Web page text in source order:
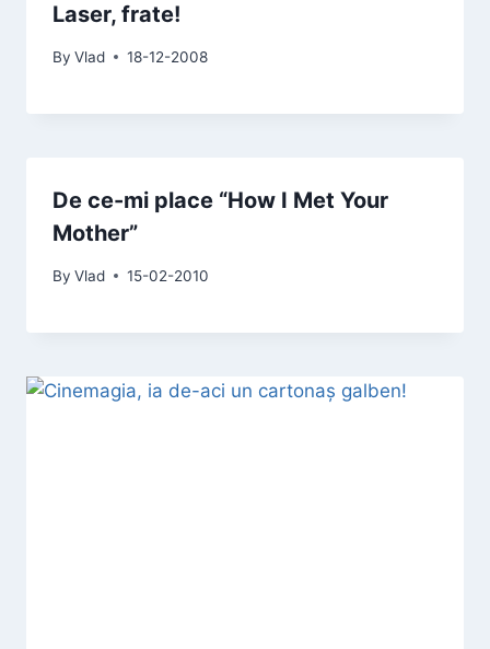
Laser, frate!
By Vlad 18-12-2008
De ce-mi place “How I Met Your
Mother”
By Vlad 15-02-2010